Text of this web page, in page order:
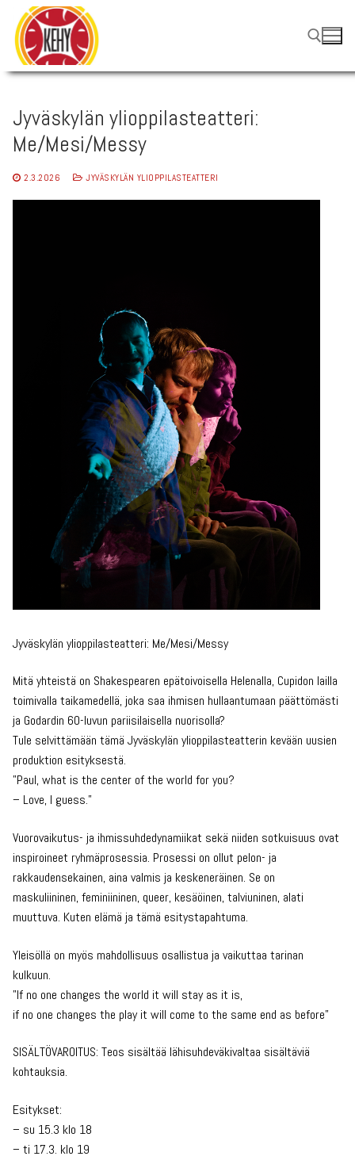
Hyppää
sisältöön
Jyväskylän ylioppilasteatteri:
Me/Mesi/Messy
2.3.2026 JYVÄSKYLÄN YLIOPPILASTEATTERI
Jyväskylän ylioppilasteatteri: Me/Mesi/Messy
Mitä yhteistä on Shakespearen epätoivoisella Helenalla, Cupidon lailla
toimivalla taikamedellä, joka saa ihmisen hullaantumaan päättömästi
ja Godardin 60-luvun pariisilaisella nuorisolla?
Tule selvittämään tämä Jyväskylän ylioppilasteatterin kevään uusien
produktion esityksestä.
”Paul, what is the center of the world for you?
– Love, I guess.”
Vuorovaikutus- ja ihmissuhdedynamiikat sekä niiden sotkuisuus ovat
inspiroineet ryhmäprosessia. Prosessi on ollut pelon- ja
rakkaudensekainen, aina valmis ja keskeneräinen. Se on
maskuliininen, feminiininen, queer, kesäöinen, talviuninen, alati
muuttuva. Kuten elämä ja tämä esitystapahtuma.
Yleisöllä on myös mahdollisuus osallistua ja vaikuttaa tarinan
kulkuun.
”If no one changes the world it will stay as it is,
if no one changes the play it will come to the same end as before”
SISÄLTÖVAROITUS: Teos sisältää lähisuhdeväkivaltaa sisältäviä
kohtauksia.
Esitykset:
– su 15.3 klo 18
– ti 17.3. klo 19